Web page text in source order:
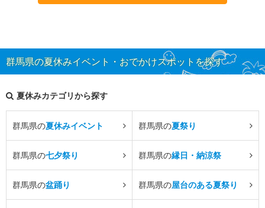
群馬県の夏休みイベント・おでかけスポットを探す
夏休みカテゴリから探す
群馬県の夏休みイベント 群馬県の夏祭り
群馬県の七夕祭り 群馬県の縁日・納涼祭
群馬県の盆踊り 群馬県の屋台のある夏祭り